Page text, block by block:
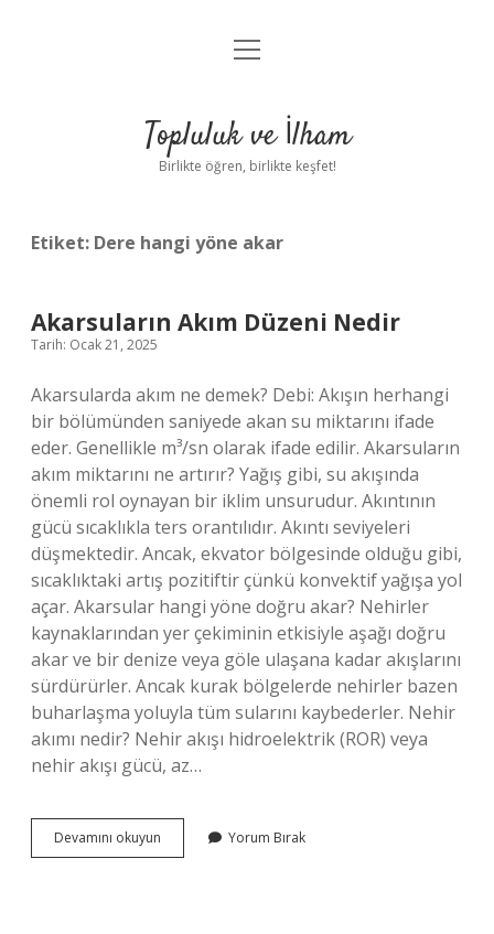
Anasayfa
Yasal Uyarı
menüyü
Topluluk ve İlham
Birlikte öğren, birlikte keşfet!
Etiket: Dere hangi yöne akar
Akarsuların Akım Düzeni Nedir
Tarih: Ocak 21, 2025
Akarsularda akım ne demek? Debi: Akışın herhangi
bir bölümünden saniyede akan su miktarını ifade
eder. Genellikle m³/sn olarak ifade edilir. Akarsuların
akım miktarını ne artırır? Yağış gibi, su akışında
önemli rol oynayan bir iklim unsurudur. Akıntının
gücü sıcaklıkla ters orantılıdır. Akıntı seviyeleri
düşmektedir. Ancak, ekvator bölgesinde olduğu gibi,
sıcaklıktaki artış pozitiftir çünkü konvektif yağışa yol
açar. Akarsular hangi yöne doğru akar? Nehirler
kaynaklarından yer çekiminin etkisiyle aşağı doğru
akar ve bir denize veya göle ulaşana kadar akışlarını
sürdürürler. Ancak kurak bölgelerde nehirler bazen
buharlaşma yoluyla tüm sularını kaybederler. Nehir
akımı nedir? Nehir akışı hidroelektrik (ROR) veya
nehir akışı gücü, az…
Devamını okuyun Akarsuların
Akım
Yorum Bırak